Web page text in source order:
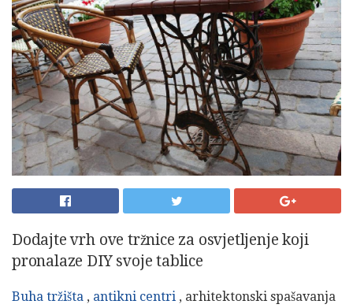
Dodajte vrh ove tržnice za osvjetljenje koji
pronalaze DIY svoje tablice
Buha tržišta , antikni centri , arhitektonski spašavanja